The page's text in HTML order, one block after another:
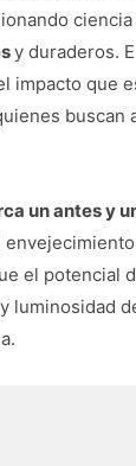
ciencia
y duraderos.
impacto que
buscan
un antes y
el potencial
luminosidad